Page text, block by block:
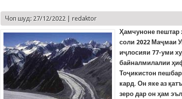
Чоп шуд: 27/12/2022 |redaktor
Ҳамчуноне пештар
соли 2022 Маҷмаи
иҷлосияи 77-уми
байналмилалии
Тоҷикистон
кард. Он яке аз
зеро дар он ҳам